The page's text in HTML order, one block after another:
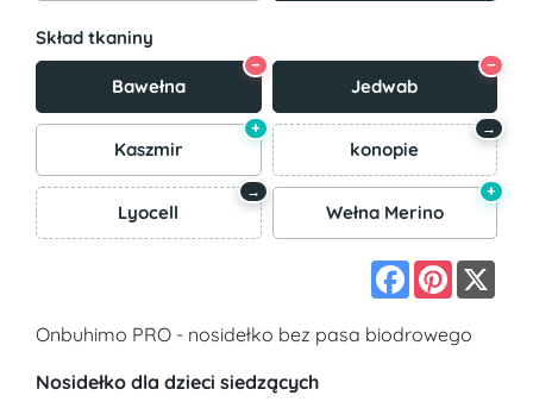
Skład tkaniny
Bawełna
−
Jedwab
−
Kaszmir
+
konopie
→
Lyocell
→
Wełna Merino
+
Facebook
Pinterest
Onbuhimo PRO - nosidełko bez pasa biodrowego
Nosidełko dla dzieci siedzących